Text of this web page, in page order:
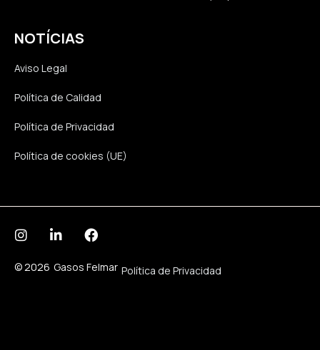
NOTÍCIAS
Aviso Legal
Política de Calidad
Política de Privacidad
Política de cookies (UE)
© 2026 Gasos Felmar Política de Privacidad